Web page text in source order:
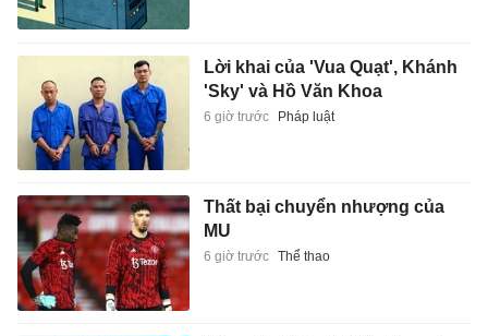
Lời khai của 'Vua Quạt', Khánh
'Sky' và Hồ Văn Khoa
6 giờ trước Pháp luật
Thất bại chuyển nhượng của
MU
6 giờ trước Thể thao